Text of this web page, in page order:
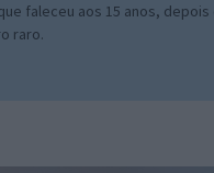
faleceu aos 15 anos, depois
raro.